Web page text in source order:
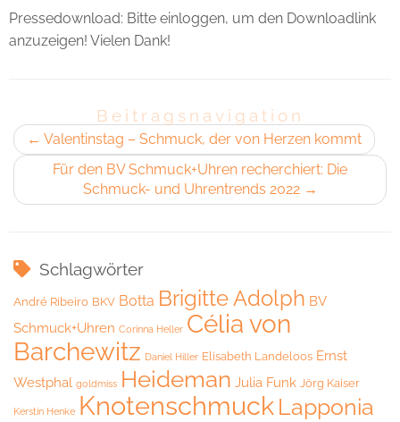
Pressedownload: Bitte einloggen, um den Downloadlink
anzuzeigen! Vielen Dank!
Beitragsnavigation
← Valentinstag – Schmuck, der von Herzen kommt
Für den BV Schmuck+Uhren recherchiert: Die
Schmuck- und Uhrentrends 2022 →
Schlagwörter
André Ribeiro BKV Botta Brigitte Adolph BV
Schmuck+Uhren Corinna Heller Célia von
Barchewitz Daniel Hiller Elisabeth Landeloos Ernst
Westphal goldmiss Heideman Julia Funk Jörg Kaiser
Kerstin Henke Knotenschmuck Lapponia